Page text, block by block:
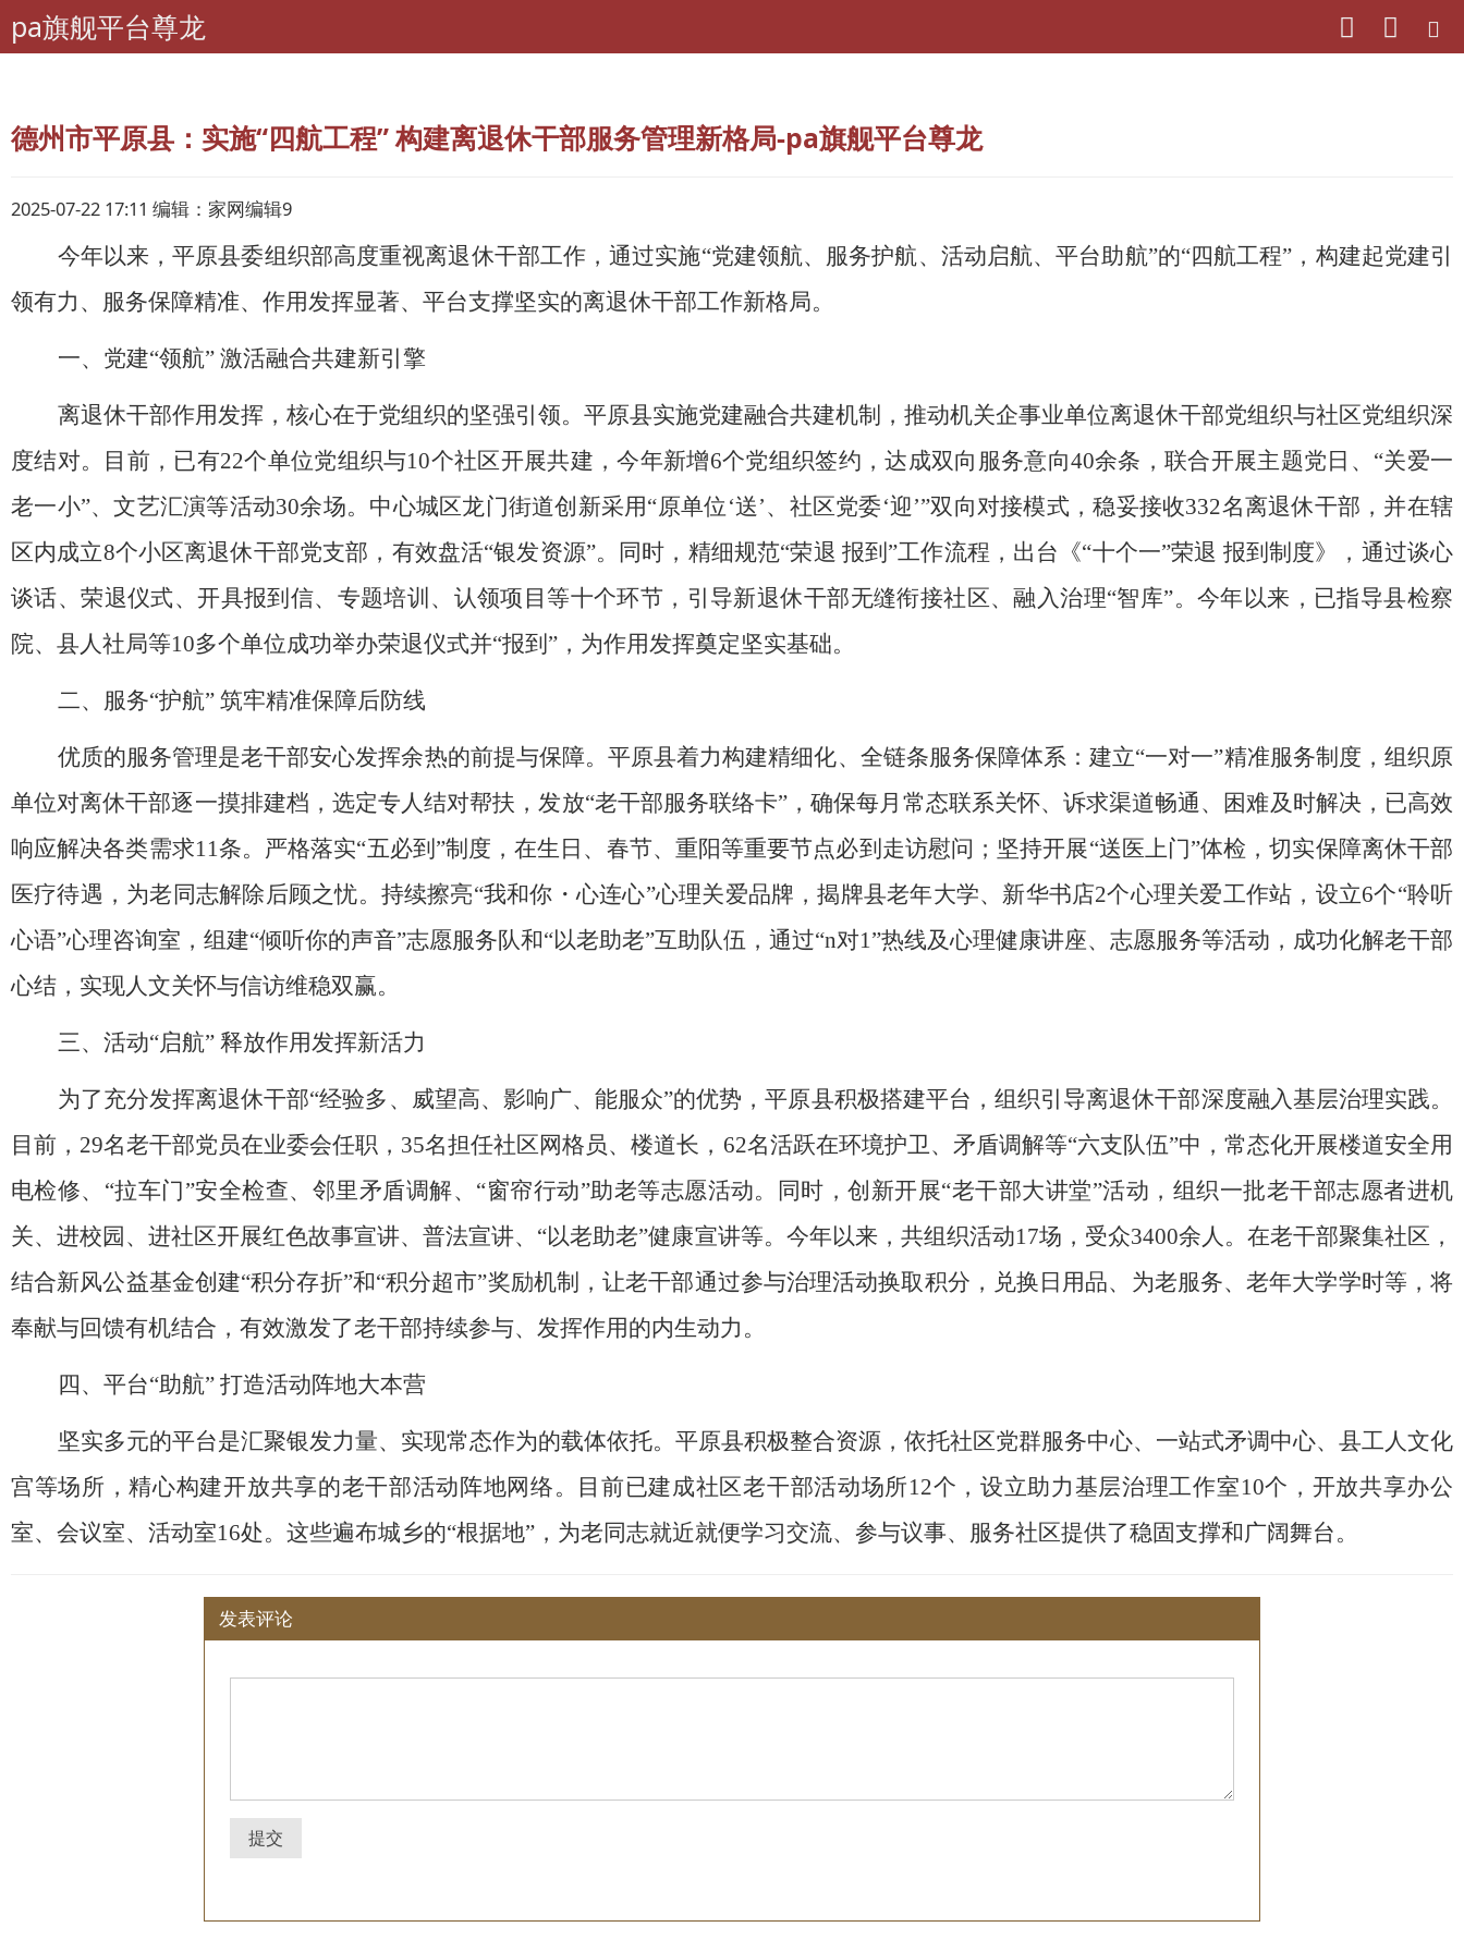
pa旗舰平台尊龙
pa旗舰平台尊龙 山东老干部工作
德州市平原县：实施“四航工程” 构建离退休干部服务管理新格局-pa旗舰平台尊龙
2025-07-22 17:11 编辑：家网编辑9
今年以来，平原县委组织部高度重视离退休干部工作 ，通过实施“党建领航、服务护航、 活动启航、平台助航”的“四航工程”，构建起党建引
领有力、服务保障精准、作用发挥显著、 平台支撑坚实的离退休干部工作新格局。
一、党建“领航” 激活融合共建新引擎
离退休干部作用发挥，核心在于党组织的坚强引领。 平原县实施党建融合共建机制，推动机关企事业单位离退休干部党组织与社区党组织深
度结对。目前，已有22个单位党组织与10个社区开展共建，今年新增6个党组织签约，达成双向服务意向40余条，联合开展主题党日、“关爱一
老一小”、文艺汇演等活动30余场。 中心城区龙门街道创新采用“原单位‘送’、社区党委‘迎’”双向对接模式，稳妥接收332名离退休干部，并在辖
区内成立8个小区离退休干部党支部，有效盘活“银发资源”。同时，精细规范“荣退 报到”工作流程，出台《“十个一”荣退 报到制度》，通过谈心
谈话、荣退仪式、开具报到信、专题培训、认领项目等十个环节，引导新退休干部无缝衔接社区、融入治理“智库”。今年以来，已指导县检察
院、县人社局等10多个单位成功举办荣退仪式并“报到”，为作用发挥奠定坚实基础。
二、服务“护航” 筑牢精准保障后防线
优质的服务管理是老干部安心发挥余热的前提与保障。 平原县着力构建精细化、全链条服务保障体系：建立“一对一”精准服务制度，组织原
单位对离休干部逐一摸排建档，选定专人结对帮扶，发放“老干部服务联络卡”，确保每月常态联系关怀、诉求渠道畅通、困难及时解决，已高效
响应解决各类需求11条。严格落实“五必到”制度，在生日、春节、重阳等重要节点必到走访慰问 ； 坚持开展“送医上门”体检，切实保障离休干部
医疗待遇， 为老同志解除后顾之忧。持续擦亮“我和你・心连心”心理关爱品牌，揭牌县老年大学、新华书店2个心理关爱工作站，设立6个“聆听
心语”心理咨询室，组建“倾听你的声音”志愿服务队和“以老助老”互助队伍 ， 通过“n对1”热线及心理健康讲座、志愿服务等活动 ， 成功化解老干部
心结 ，实现人文关怀与信访维稳双赢。
三、活动“启航” 释放作用发挥新活力
为了充分发挥离退休干部“经验多、威望高、影响广、能服众”的优势，平原县积极搭建平台 ，组织引导离退休干部深度融入基层治理实践。
目前， 29名老干部党员在业委会任职，35名担任社区网格员、楼道长，62名活跃在环境护卫、矛盾调解等“六支队伍”中，常态化开展楼道安全用
电检修、“拉车门”安全检查、邻里矛盾调解、“窗帘行动”助老等志愿活动。同时，创新开展“老干部大讲堂”活动，组织一批老干部志愿者进机
关、进校园、进社区开展红色故事宣讲、普法宣讲、 “以老助老”健康宣讲等。 今年以来，共组织活动17场，受众3400余人 。 在老干部聚集社区 ，
结合新风公益基金创建“积分存折”和“积分超市”奖励机制，让老干部通过参与治理活动换取积分，兑换日用品、为老服务、老年大学学时等，将
奉献与回馈有机结合，有效激发了老干部持续参与、发挥作用的内生动力。
四、平台“助航” 打造活动阵地大本营
坚实多元的平台是汇聚银发力量、实现常态作为的载体依托。 平原县积极整合资源，依托社区党群服务中心、一站式矛调中心、县工人文化
宫等场所，精心构建开放共享的老干部活动阵地网络。目前已建成社区老干部活动场所12个，设立助力基层治理工作室10个，开放共享办公
室、会议室、活动室16处。这些遍布城乡的“根据地”，为老同志就近就便学习交流、参与议事、服务社区提供了稳固支撑和广阔舞台。
发表评论
提交